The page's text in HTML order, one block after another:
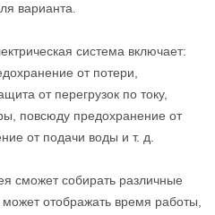
варианта.
система включает:
от потери,
от перегрузок по току,
повсюду предохранение от
от подачи воды и т. д.
сможет собирать различные
отображать время работы,